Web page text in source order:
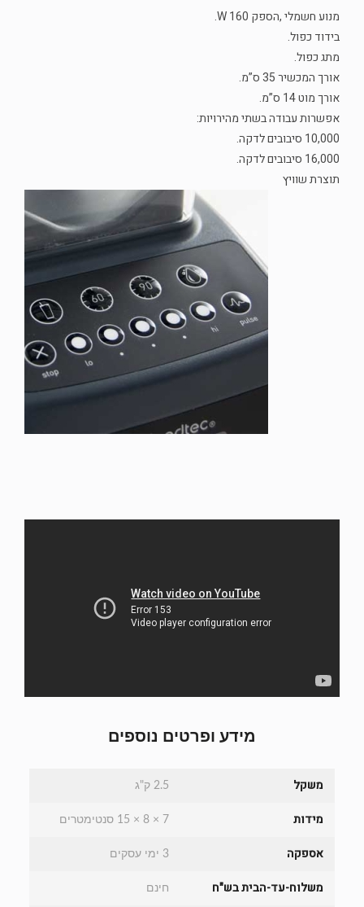
מנוע חשמלי ,הספק 160 W.
בידוד כפול.
מתג כפול.
אורך המכשיר 35 ס”מ.
אורך מוט 14 ס”מ.
אפשרות עבודה בשתי מהירויות:
10,000 סיבובים לדקה.
16,000 סיבובים לדקה.
תוצרת שוויץ
מידע ופרטים נוספים
משקל 2.5 ק"ג
מידות 7 × 8 × 15 סנטימטרים
אספקה 3 ימי עסקים
משלוח-עד-הבית בש"ח חינם